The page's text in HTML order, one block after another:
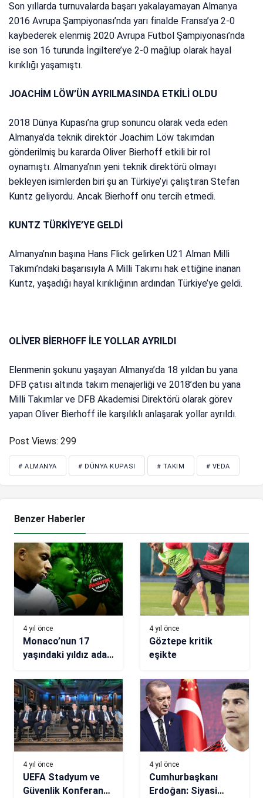
Son yıllarda turnuvalarda başarı yakalayamayan Almanya
2016 Avrupa Şampiyonası’nda yarı finalde Fransa’ya 2-0
kaybederek elenmiş 2020 Avrupa Futbol Şampiyonası’nda
ise son 16 turunda İngiltere’ye 2-0 mağlup olarak hayal
kırıklığı yaşamıştı.
JOACHİM LÖW’ÜN AYRILMASINDA ETKİLİ OLDU
2018 Dünya Kupası’na grup sonuncu olarak veda eden
Almanya’da teknik direktör Joachim Löw takımdan
gönderilmiş bu kararda Oliver Bierhoff etkili bir rol
oynamıştı. Almanya’nın yeni teknik direktörü olmayı
bekleyen isimlerden biri şu an Türkiye’yi çalıştıran Stefan
Kuntz geliyordu. Ancak Bierhoff onu tercih etmedi.
KUNTZ TÜRKİYE’YE GELDİ
Almanya’nın başına Hans Flick gelirken U21 Alman Milli
Takımı’ndaki başarısıyla A Milli Takımı hak ettiğine inanan
Kuntz, yaşadığı hayal kırıklığının ardından Türkiye’ye geldi.
OLİVER BİERHOFF İLE YOLLAR AYRILDI
Elenmenin şokunu yaşayan Almanya’da 18 yıldan bu yana
DFB çatısı altında takım menajerliği ve 2018’den bu yana
Milli Takımlar ve DFB Akademisi Direktörü olarak görev
yapan Oliver Bierhoff ile karşılıklı anlaşarak yollar ayrıldı.
Post Views: 299
# ALMANYA # DÜNYA KUPASI # TAKIM # VEDA
Benzer Haberler
4 yıl önce
Monaco’nun 17
yaşındaki yıldız adayı
büyülerken, bir de
krizin kapısını
açabilir
4 yıl önce
Göztepe kritik
eşikte
4 yıl önce
UEFA Stadyum ve
Güvenlik Konferansı,
4 yıl önce
Cumhurbaşkanı
Erdoğan: Siyasi